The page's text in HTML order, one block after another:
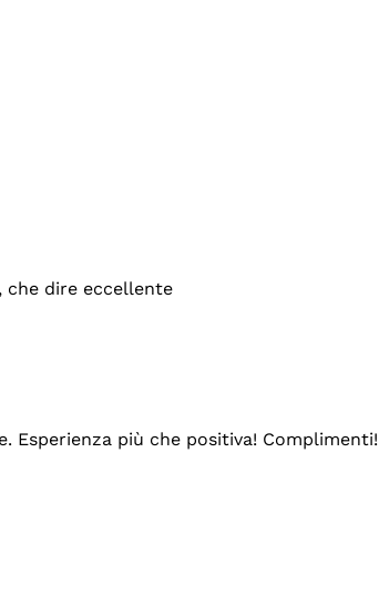
che dire eccellente
Esperienza più che positiva! Complimenti!